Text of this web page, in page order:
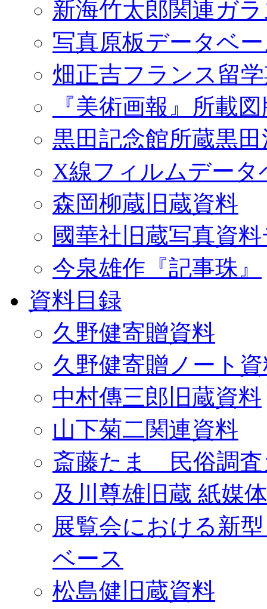
新海竹太郎関連ガ
写真原板データベ
畑正吉フランス留
『美術画報』所載
黒田記念館所蔵黒
X線フィルムデータ
森岡柳蔵旧蔵資料
國華社旧蔵写真資
今泉雄作『記事珠』
資料目録
久野健寄贈資料
久野健寄贈ノート
中村傳三郎旧蔵資料
山下菊二関連資料
斎藤たま 民俗調査
及川尊雄旧蔵 紙媒
展覧会における新
ベース
松島健旧蔵資料